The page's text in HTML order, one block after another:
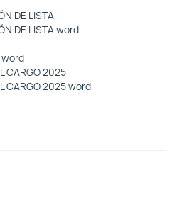
DE LISTA
DE LISTA word
word
CARGO 2025
CARGO 2025 word